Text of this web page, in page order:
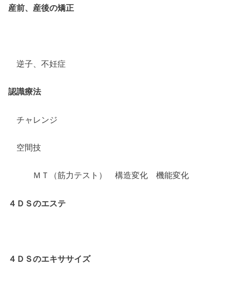
産前、産後の矯正
逆子、不妊症
認識療法
チャレンジ
空間技
ＭＴ（筋力テスト） 構造変化 機能変化
４ＤＳのエステ
４ＤＳのエキササイズ